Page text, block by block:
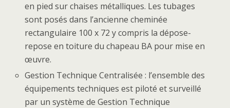
en pied sur chaises métalliques. Les tubages
sont posés dans l’ancienne cheminée
rectangulaire 100 x 72 y compris la dépose-
repose en toiture du chapeau BA pour mise en
œuvre.
Gestion Technique Centralisée : l’ensemble des
équipements techniques est piloté et surveillé
par un système de Gestion Technique